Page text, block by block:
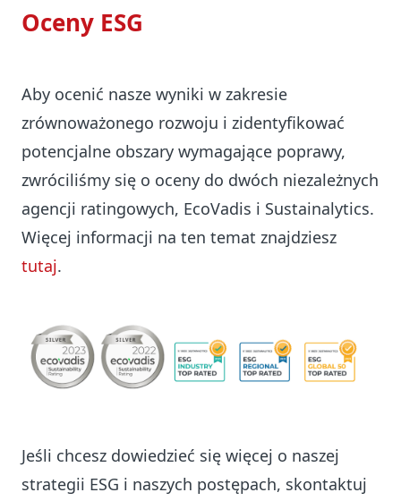
Oceny ESG
Aby ocenić nasze wyniki w zakresie
zrównoważonego rozwoju i zidentyfikować
potencjalne obszary wymagające poprawy,
zwróciliśmy się o oceny do dwóch niezależnych
agencji ratingowych, EcoVadis i Sustainalytics.
Więcej informacji na ten temat znajdziesz
tutaj.
Jeśli chcesz dowiedzieć się więcej o naszej
strategii ESG i naszych postępach, skontaktuj